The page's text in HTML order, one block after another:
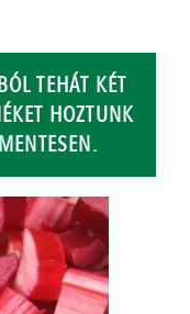
TEHÁT KÉT
HOZTUNK